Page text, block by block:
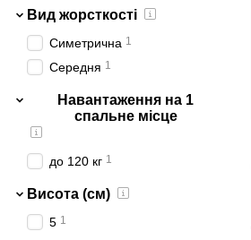
Вид жорсткості
Симетрична 1
Середня 1
Навантаження на 1
спальне місце
до 120 кг 1
Висота (см)
5 1